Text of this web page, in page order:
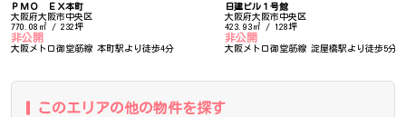
ＰＭＯ ＥＸ本町
大阪府大阪市中央区
770.08㎡ / 232坪
非公開
大阪メトロ御堂筋線 本町駅より徒歩4分
日建ビル１号館
大阪府大阪市中央区
423.93㎡ / 128坪
非公開
大阪メトロ御堂筋線 淀屋橋駅より徒歩5分
このエリアの他の物件を探す